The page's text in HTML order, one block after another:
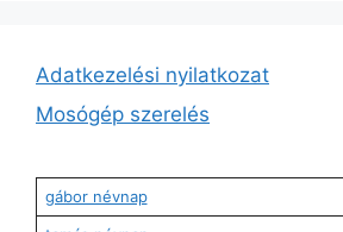
Adatkezelési nyilatkozat
Mosógép szerelés
gábor névnap